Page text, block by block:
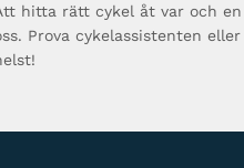
hitta rätt cykel åt var och
Prova cykelassistenten